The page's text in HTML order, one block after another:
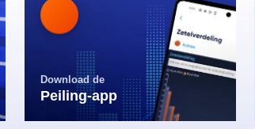
Download de
Peiling-app